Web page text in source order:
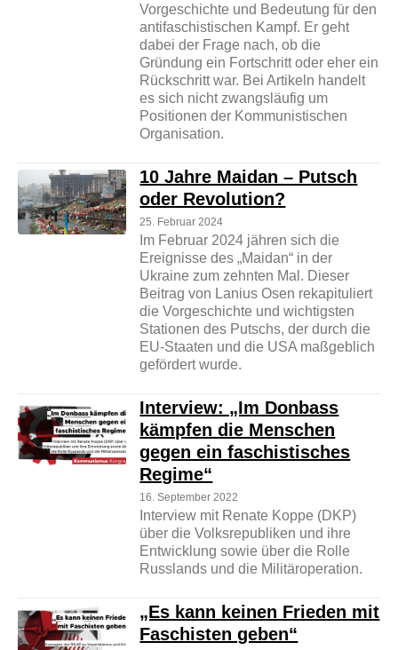
Vorgeschichte und Bedeutung für den
antifaschistischen Kampf. Er geht
dabei der Frage nach, ob die
Gründung ein Fortschritt oder eher ein
Rückschritt war. Bei Artikeln handelt
es sich nicht zwangsläufig um
Positionen der Kommunistischen
Organisation.
10 Jahre Maidan – Putsch
oder Revolution?
25. Februar 2024
Im Februar 2024 jähren sich die
Ereignisse des „Maidan“ in der
Ukraine zum zehnten Mal. Dieser
Beitrag von Lanius Osen rekapituliert
die Vorgeschichte und wichtigsten
Stationen des Putschs, der durch die
EU-Staaten und die USA maßgeblich
gefördert wurde.
Interview: „Im Donbass
kämpfen die Menschen
gegen ein faschistisches
Regime“
16. September 2022
Interview mit Renate Koppe (DKP)
über die Volksrepubliken und ihre
Entwicklung sowie über die Rolle
Russlands und die Militäroperation.
„Es kann keinen Frieden mit
Faschisten geben“